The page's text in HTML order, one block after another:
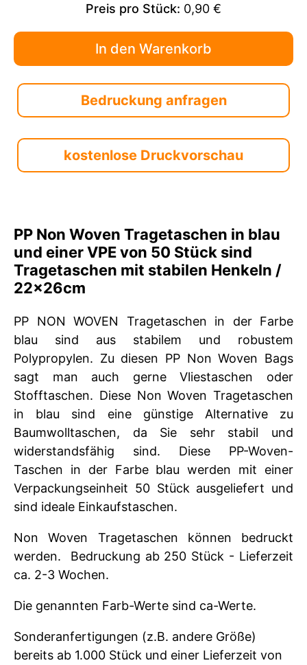
Preis pro Stück: 0,90 €
Bedruckung anfragen
kostenlose Druckvorschau
PP Non Woven Tragetaschen in blau
und einer VPE von 50 Stück sind
Tragetaschen mit stabilen Henkeln /
22x26cm
PP NON WOVEN Tragetaschen in der Farbe
blau sind aus stabilem und robustem
Polypropylen. Zu diesen PP Non Woven Bags
sagt man auch gerne Vliestaschen oder
Stofftaschen. Diese Non Woven Tragetaschen
in blau sind eine günstige Alternative zu
Baumwolltaschen, da Sie sehr stabil und
widerstandsfähig sind. Diese PP-Woven-
Taschen in der Farbe blau werden mit einer
Verpackungseinheit 50 Stück ausgeliefert und
sind ideale Einkaufstaschen.
Non Woven Tragetaschen können bedruckt
werden. Bedruckung ab 250 Stück - Lieferzeit
ca. 2-3 Wochen.
Die genannten Farb-Werte sind ca-Werte.
Sonderanfertigungen (z.B. andere Größe)
bereits ab 1.000 Stück und einer Lieferzeit von